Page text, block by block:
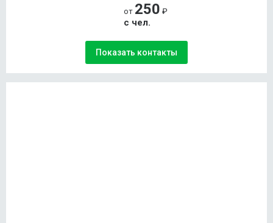
от 250 ₽
с чел.
Показать контакты